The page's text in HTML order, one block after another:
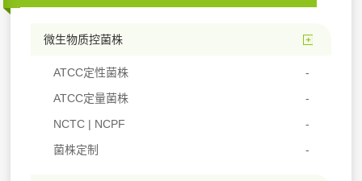
微生物质控菌株
ATCC定性菌株
ATCC定量菌株
NCTC | NCPF
菌株定制